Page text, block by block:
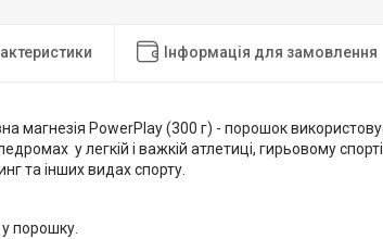
Інформація для замовлення
магнезія PowerPlay (300 г) - порошок
у легкій і важкій атлетиці, гирьовому
та інших видах спорту.
у порошку.